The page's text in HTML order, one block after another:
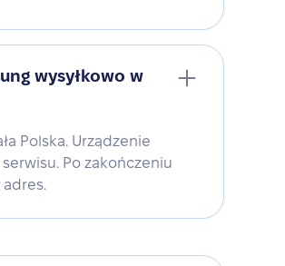
wysyłkowo w
Polska. Urządzenie
Po zakończeniu
adres.